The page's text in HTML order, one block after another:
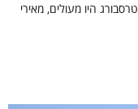
היו מעולים, מאירי